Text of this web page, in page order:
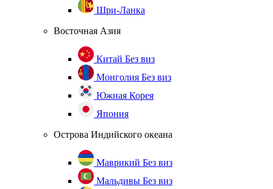
Шри-Ланка
Восточная Азия
Китай Без виз
Монголия Без виз
Южная Корея
Япония
Острова Индийского океана
Маврикий Без виз
Мальдивы Без виз